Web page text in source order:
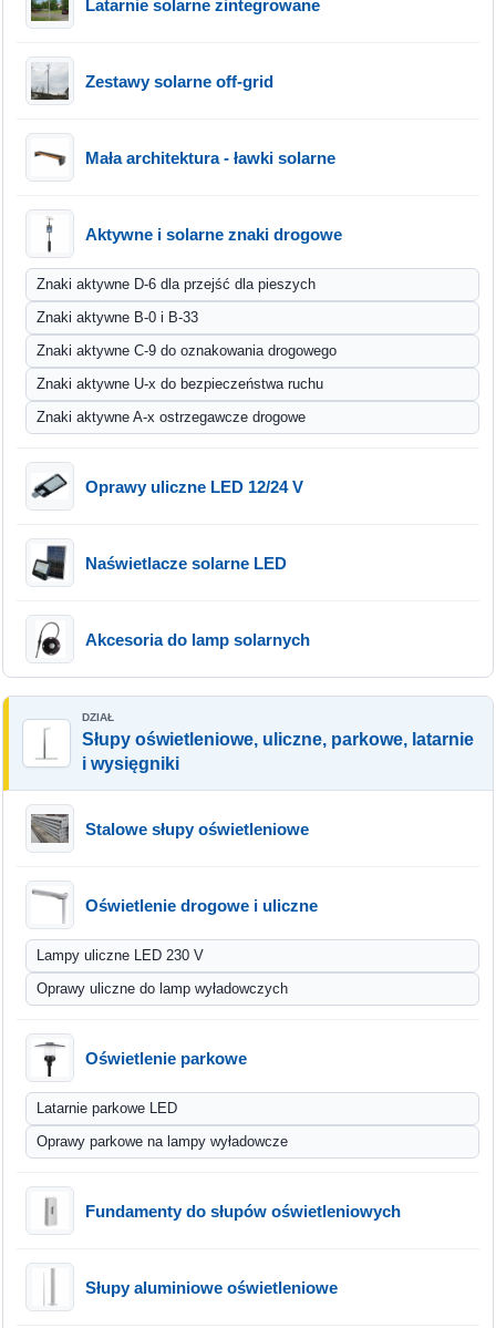
Latarnie solarne zintegrowane
Zestawy solarne off-grid
Mała architektura - ławki solarne
Aktywne i solarne znaki drogowe
Znaki aktywne D-6 dla przejść dla pieszych
Znaki aktywne B-0 i B-33
Znaki aktywne C-9 do oznakowania drogowego
Znaki aktywne U-x do bezpieczeństwa ruchu
Znaki aktywne A-x ostrzegawcze drogowe
Oprawy uliczne LED 12/24 V
Naświetlacze solarne LED
Akcesoria do lamp solarnych
Słupy oświetleniowe, uliczne, parkowe, latarnie
i wysięgniki
Stalowe słupy oświetleniowe
Oświetlenie drogowe i uliczne
Lampy uliczne LED 230 V
Oprawy uliczne do lamp wyładowczych
Oświetlenie parkowe
Latarnie parkowe LED
Oprawy parkowe na lampy wyładowcze
Fundamenty do słupów oświetleniowych
Słupy aluminiowe oświetleniowe